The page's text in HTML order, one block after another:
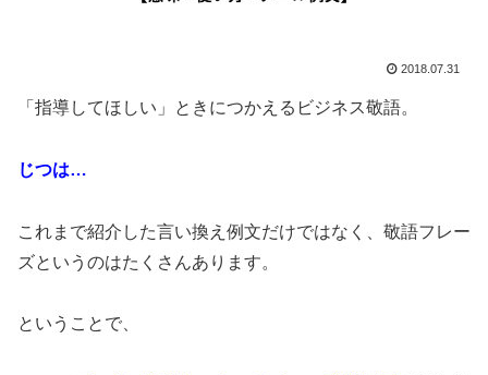
2018.07.31
「指導してほしい」ときにつかえるビジネス敬語。
じつは…
これまで紹介した言い換え例文だけではなく、敬語フレー
ズというのはたくさんあります。
ということで、